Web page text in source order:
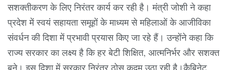
सशक्तीकरण के लिए निरंतर कार्य कर रही है। मंत्री जोशी ने कहा
प्रदेश में स्वयं सहायता समूहों के माध्यम से महिलाओं के आजीविका
संवर्धन की दिशा में प्रभावी प्रयास किए जा रहे हैं। उन्होंने कहा कि
राज्य सरकार का लक्ष्य है कि हर बेटी शिक्षित, आत्मनिर्भर और सशक्त
बने। इस दिशा में सरकार निरंतर ठोस कदम उठा रही है।कैबिनेट